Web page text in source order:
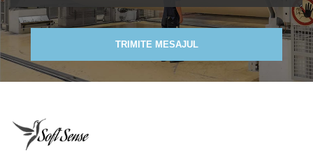
TRIMITE MESAJUL